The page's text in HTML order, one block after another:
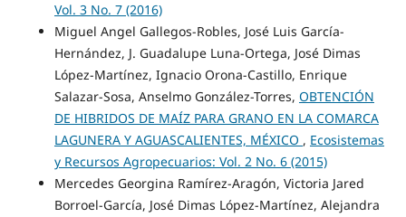
Vol. 3 No. 7 (2016)
Miguel Angel Gallegos-Robles, José Luis García-
Hernández, J. Guadalupe Luna-Ortega, José Dimas
López-Martínez, Ignacio Orona-Castillo, Enrique
Salazar-Sosa, Anselmo González-Torres, OBTENCIÓN
DE HIBRIDOS DE MAÍZ PARA GRANO EN LA COMARCA
LAGUNERA Y AGUASCALIENTES, MÉXICO , Ecosistemas
y Recursos Agropecuarios: Vol. 2 No. 6 (2015)
Mercedes Georgina Ramírez-Aragón, Victoria Jared
Borroel-García, José Dimas López-Martínez, Alejandra